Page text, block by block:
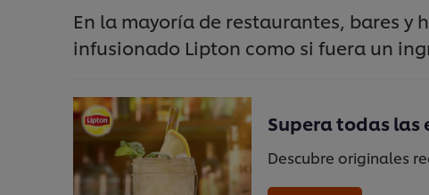
En la mayoría de restaurantes, bares y
infusionado Lipton como si fuera un
Supera todas
Descubre originales